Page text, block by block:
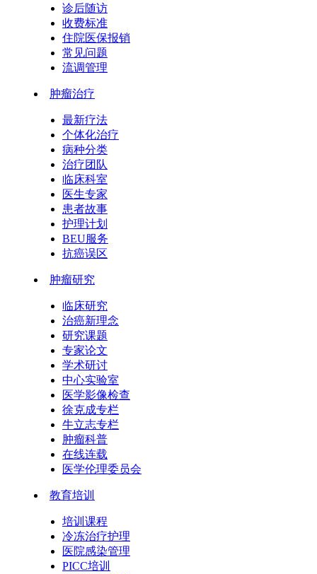
诊后随访
收费标准
住院医保报销
常见问题
流调管理
肿瘤治疗
最新疗法
个体化治疗
病种分类
治疗团队
临床科室
医生专家
患者故事
护理计划
BEU服务
抗癌误区
肿瘤研究
临床研究
治癌新理念
研究课题
专家论文
学术研讨
中心实验室
医学影像检查
徐克成专栏
牛立志专栏
肿瘤科普
在线连载
医学伦理委员会
教育培训
培训课程
冷冻治疗护理
医院感染管理
PICC培训